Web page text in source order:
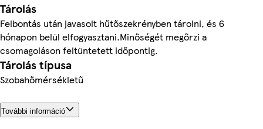
Tárolás
Felbontás után javasolt hűtőszekrényben tárolni, és 6
hónapon belül elfogyasztani.Minőségét megőrzi a
csomagoláson feltüntetett időpontig.
Tárolás típusa
Szobahőmérsékletű
További információ